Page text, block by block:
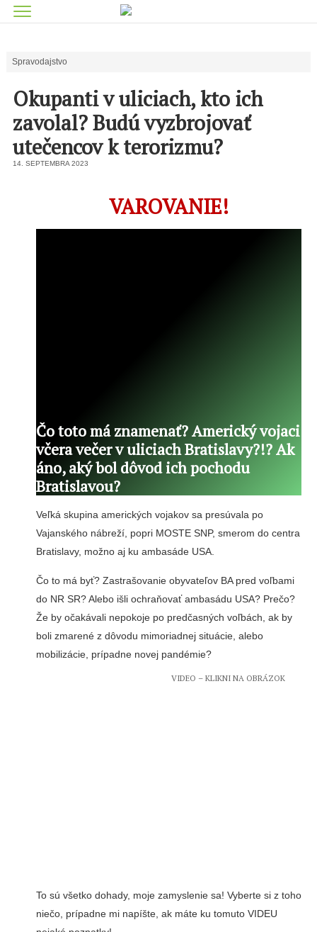
Spravodajstvo
Okupanti v uliciach, kto ich
zavolal? Budú vyzbrojovať
utečencov k terorizmu?
14. SEPTEMBRA 2023
VAROVANIE!
Čo toto má znamenať? Americký vojaci
včera večer v uliciach Bratislavy?!? Ak
áno, aký bol dôvod ich pochodu
Bratislavou?
Veľká skupina amerických vojakov sa presúvala po
Vajanského nábreží, popri MOSTE SNP, smerom do centra
Bratislavy, možno aj ku ambasáde USA.
Čo to má byť? Zastrašovanie obyvateľov BA pred voľbami
do NR SR? Alebo išli ochraňovať ambasádu USA? Prečo?
Že by očakávali nepokoje po predčasných voľbách, ak by
boli zmarené z dôvodu mimoriadnej situácie, alebo
mobilizácie, prípadne novej pandémie?
VIDEO – KLIKNI NA OBRÁZOK
To sú všetko dohady, moje zamyslenie sa! Vyberte si z toho
niečo, prípadne mi napíšte, ak máte ku tomuto VIDEU